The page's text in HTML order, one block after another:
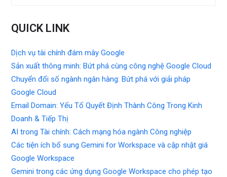
QUICK LINK
Dịch vụ tài chính đám mây Google
Sản xuất thông minh: Bứt phá cùng công nghệ Google Cloud
Chuyển đổi số ngành ngân hàng: Bứt phá với giải pháp
Google Cloud
Email Domain: Yếu Tố Quyết Định Thành Công Trong Kinh
Doanh & Tiếp Thị
AI trong Tài chính: Cách mạng hóa ngành Công nghiệp
Các tiện ích bổ sung Gemini for Workspace và cập nhật giá
Google Workspace
Gemini trong các ứng dụng Google Workspace cho phép tạo